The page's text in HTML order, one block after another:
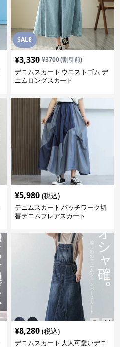
SALE
¥3,330 ¥3700(割引前)
デニムスカート ウエストゴム デ
ニムロングスカート
¥5,980 (税込)
デニムスカート パッチワーク切
替デニムフレアスカート
¥8,280 (税込)
デニムスカート 大人可愛いデニ